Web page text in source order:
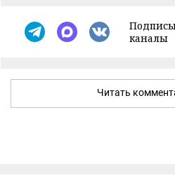
каналы
Читать